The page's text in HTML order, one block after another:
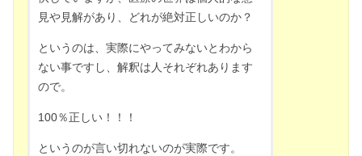
見や見解があり、どれが絶対正しいのか？
というのは、実際にやってみないとわから
ない事ですし、解釈は人それぞれあります
ので。
100％正しい！！！
というのが言い切れないのが実際です。